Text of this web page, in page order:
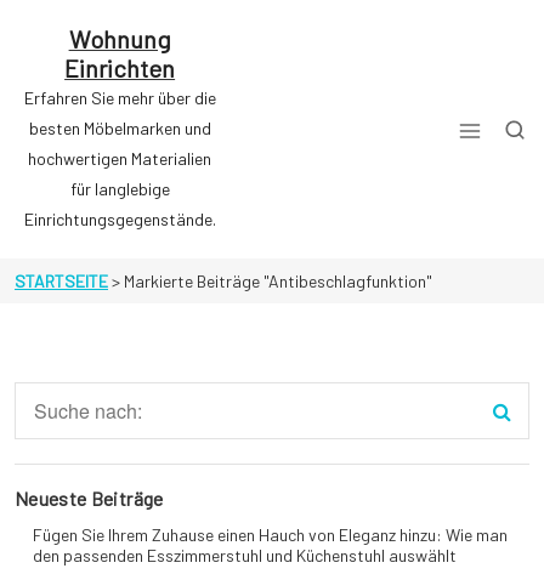
Wohnung
Einrichten
Erfahren Sie mehr über die
besten Möbelmarken und
hochwertigen Materialien
für langlebige
Einrichtungsgegenstände.
STARTSEITE> Markierte Beiträge "Antibeschlagfunktion"
Neueste Beiträge
Fügen Sie Ihrem Zuhause einen Hauch von Eleganz hinzu: Wie man
den passenden Esszimmerstuhl und Küchenstuhl auswählt